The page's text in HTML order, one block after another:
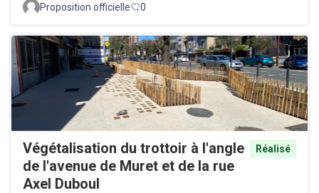
Proposition officielle 0
Végétalisation du trottoir à l'angle
de l'avenue de Muret et de la rue
Axel Duboul
Réalisé